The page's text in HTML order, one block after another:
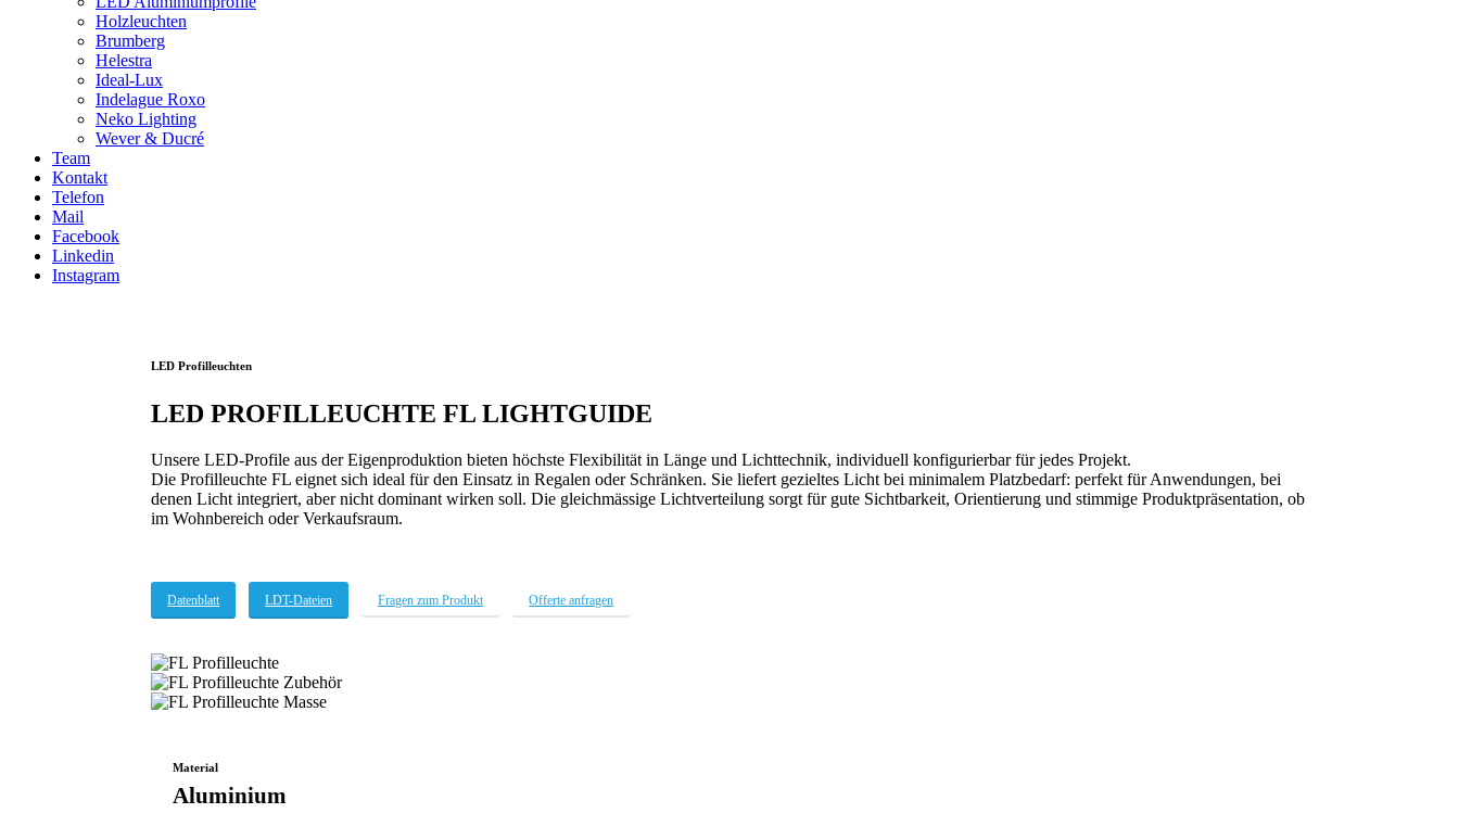
Holzleuchten
Brumberg
Helestra
Ideal-Lux
Indelague Roxo
Neko Lighting
Wever & Ducré
Team
Kontakt
Telefon
Mail
Facebook
Linkedin
Instagram
LED Profilleuchten
LED PROFILLEUCHTE FL LIGHTGUIDE
Unsere LED-Profile aus der Eigenproduktion bieten höchste Flexibilität in Länge und Lichttechnik, individuell konfigurierbar für jedes Projekt.
Die Profilleuchte FL eignet sich ideal für den Einsatz in Regalen oder Schränken. Sie liefert gezieltes Licht bei minimalem Platzbedarf: perfekt für Anwendungen, bei
denen Licht integriert, aber nicht dominant wirken soll. Die gleichmässige Lichtverteilung sorgt für gute Sichtbarkeit, Orientierung und stimmige Produktpräsentation, ob
im Wohnbereich oder Verkaufsraum.
Datenblatt LDT-Dateien Fragen zum Produkt Offerte anfragen
FL-
Profil-
Profil-
WEBMaterial
Aluminium